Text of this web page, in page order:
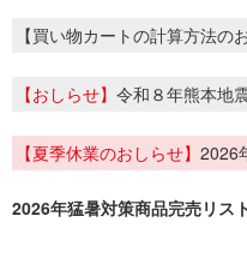
【買い物カートの計算方法
【おしらせ】 令和８年熊本地
【夏季休業のおしらせ】 2026
2026年猛暑対策商品完売リス